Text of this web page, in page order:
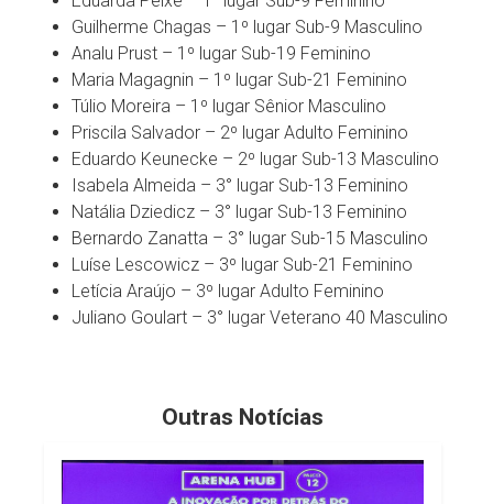
Guilherme Chagas – 1º lugar Sub-9 Masculino
Analu Prust – 1º lugar Sub-19 Feminino
Maria Magagnin – 1º lugar Sub-21 Feminino
Túlio Moreira – 1º lugar Sênior Masculino
Priscila Salvador – 2º lugar Adulto Feminino
Eduardo Keunecke – 2º lugar Sub-13 Masculino
Isabela Almeida – 3° lugar Sub-13 Feminino
Natália Dziedicz – 3° lugar Sub-13 Feminino
Bernardo Zanatta – 3° lugar Sub-15 Masculino
Luíse Lescowicz – 3º lugar Sub-21 Feminino
Letícia Araújo – 3º lugar Adulto Feminino
Juliano Goulart – 3° lugar Veterano 40 Masculino
Outras Notícias